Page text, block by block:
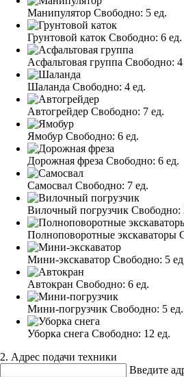
Манипулятор Свободно: 5 ед.
Грунтовой каток Свободно: 6 ед.
Асфальтовая группа Свободно:
Шаланда Свободно: 4 ед.
Автогрейдер Свободно: 7 ед.
Ямобур Свободно: 6 ед.
Дорожная фреза Свободно: 6 ед.
Самосвал Свободно: 7 ед.
Вилочный погрузчик Свободно:
Полноповоротные экскаваторы
Мини-экскаватор Свободно: 5
Автокран Свободно: 6 ед.
Мини-погрузчик Свободно: 5 ед.
Уборка снега Свободно: 12 ед.
2. Адрес подачи техники
Введите